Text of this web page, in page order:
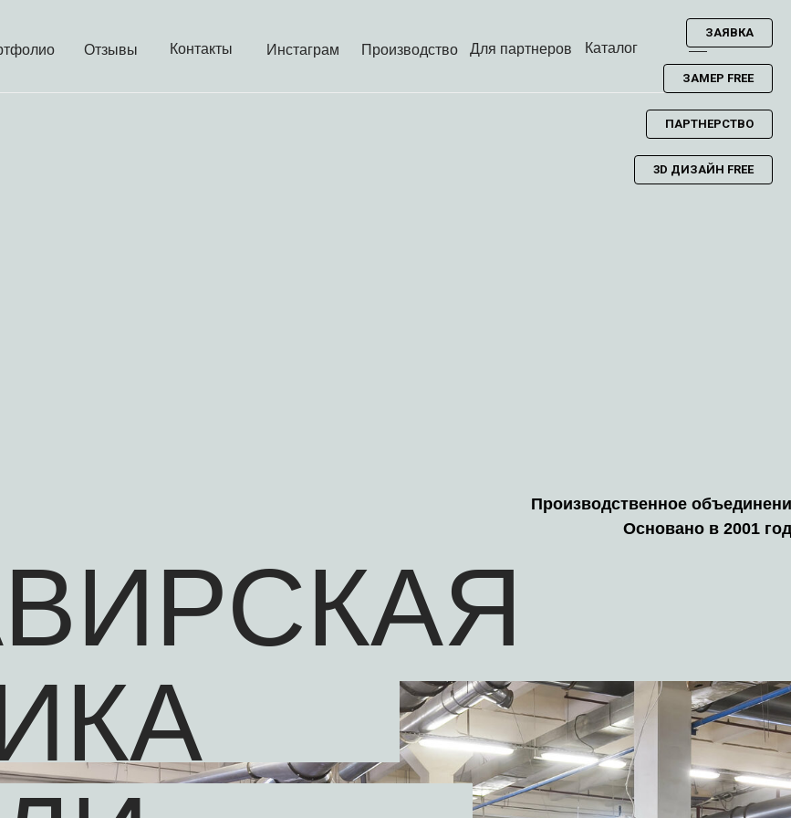
Инстаграм
Отзывы Контакты Каталог
Производство Для партнеров
Производственное
Основано в 2001
ПАРТНЕРСТВО
ЗАЯВКА
ЗАМЕР FREE
3D ДИЗАЙН FREE